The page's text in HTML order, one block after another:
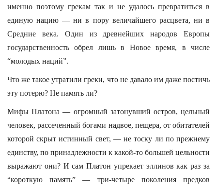
именно поэтому грекам так и не удалось превратиться в
единую нацию — ни в пору величайшего расцвета, ни в
Средние века. Один из древнейших народов Европы
государственность обрел лишь в Новое время, в числе
“молодых наций”.
Что же такое утратили греки, что не давало им даже постичь
эту потерю? Не память ли?
Мифы Платона — огромный затонувший остров, цельный
человек, рассеченный богами надвое, пещера, от обитателей
которой скрыт истинный свет, — не тоску ли по прежнему
единству, по принадлежности к какой-то большей цельности
выражают они? И сам Платон упрекает эллинов как раз за
“короткую память” — три-четыре поколения предков